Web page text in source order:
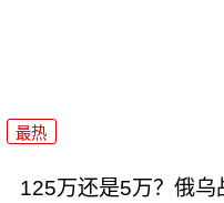
最热
125万还是5万？俄乌